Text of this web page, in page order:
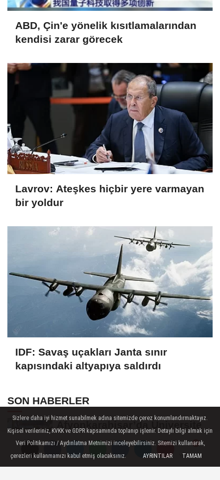
Yorumlar
Yorumlar
ABD, Çin'e yönelik kısıtlamalarından
kendisi zarar görecek
Lavrov: Ateşkes hiçbir yere varmayan
bir yoldur
IDF: Savaş uçakları Janta sınır
kapısındaki altyapıya saldırdı
SON HABERLER
Afyonkarahisar’da Üniversite
Öğrencilerinin 8 Projesine
ÜNİDES...
Afyonkarahisarlı Güreşçiler
Sizlere daha iyi hizmet sunabilmek adına sitemizde çerez konumlandırmaktayız.
Kişisel verileriniz, KVKK ve GDPR kapsamında toplanıp işlenir. Detaylı bilgi almak için
Veri Politikamızı / Aydınlatma Metnimizi inceleyebilirsiniz. Sitemizi kullanarak,
çerezleri kullanmamızı kabul etmiş olacaksınız.
AYRINTILAR TAMAM